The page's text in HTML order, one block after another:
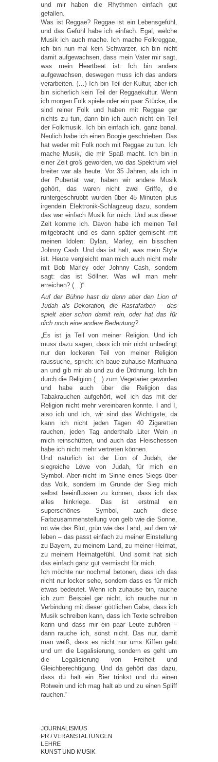
und mir haben die Rhythmen einfach gut
gefallen.
Was ist Reggae? Reggae ist ein Lebensgefühl,
und das Gefühl habe ich einfach. Egal, welche
Musik ich auch mache. Ich mache Folkreggae,
ich bin nun mal kein Schwarzer, ich bin nicht
damit aufgewachsen, dass mein Vater mir sagt,
was mein Heartbeat ist. Ich bin anders
aufgewachsen, deswegen muss ich das anders
verarbeiten. (…) Ich bin Teil der Kultur, aber ich
bin sicherlich kein Teil der Reggaekultur. Wenn
ich morgen Folk spiele oder ein paar Stücke, die
sind reiner Folk und haben mit Reggae gar
nichts zu tun, dann bin ich auch nicht ein Teil
der Folkmusik. Ich bin einfach ich, ganz banal.
Neulich habe ich einen Boogie geschrieben. Das
hat weder mit Folk noch mit Reggae zu tun. Ich
mache Musik, die mir Spaß macht. Ich bin in
einer Zeit groß geworden, wo das Spektrum viel
breiter war als heute. Vor 35 Jahren, als ich in
der Pubertät war, haben wir andere Musik
gehört, das waren nicht zwei Griffe, die
runtergeschrubbt wurden über 45 Minuten plus
irgendein Elektronik-Schlagzeug dazu, sondern
das war einfach Musik für mich. Und aus dieser
Zeit komme ich. Davon habe ich meinen Teil
mitgebracht und es dann später gemischt mit
meinen Idolen: Dylan, Marley, ein bisschen
Johnny Cash. Und das ist halt, was mein Style
ist. Heute vergleicht man mich auch nicht mehr
mit Bob Marley oder Johnny Cash, sondern
sagt: das ist Söllner. Was will man mehr
erreichen? (…)“
Auf der Bühne hast du dann aber den Lion of
Judah als Dekoration, die Rastafarben – das
spielt aber schon damit rein, oder hat das für
dich noch eine andere Bedeutung?
„Es ist ja Teil von meiner Religion. Und ich
muss dazu sagen, dass ich mir nicht unbedingt
nur den lockeren Teil von meiner Religion
raussuche, sprich: ich baue zuhause Marihuana
an und gib mir ab und zu die Dröhnung. Ich bin
durch die Religion (…) zum Vegetarier geworden
und habe auch über die Religion das
Tabakrauchen aufgehört, weil ich das mit der
Religion nicht mehr vereinbaren konnte. I and I,
also ich und ich, wir sind das Wichtigste, da
kann ich nicht jeden Tagen 40 Zigaretten
rauchen, jeden Tag anderthalb Liter Wein in
mich reinschütten, und auch das Fleischessen
habe ich nicht mehr vertreten können.
Und natürlich ist der Lion of Judah, der
siegreiche Löwe von Judah, für mich ein
Symbol. Aber nicht im Sinne eines Siegs über
das Volk, sondern im Grunde der Sieg mich
selbst beeinflussen zu können, dass ich das
alles hinkriege. Das ist erstmal ein
superschönes Symbol, auch diese
Farbzusammenstellung von gelb wie die Sonne,
rot wie das Blut, grün wie das Land, auf dem wir
leben – das passt einfach zu meiner Einstellung
zu Bayern, zu meinem Land, zu meiner Heimat,
zu meinem Heimatgefühl. Und somit hat sich
das einfach ganz gut vermischt für mich.
Ich möchte nur nochmal betonen, dass ich das
nicht nur locker sehe, sondern dass es für mich
etwas bedeutet. Wenn ich zuhause bin, rauche
ich zum Beispiel gar nicht, ich rauche nur in
Verbindung mit dieser göttlichen Gabe, dass ich
Musik schreiben kann, dass ich Texte schreiben
kann und dass mir ein paar Leute zuhören –
dann rauche ich, sonst nicht. Das nur, damit
man weiß, dass es nicht nur ums Kiffen geht
und um die Legalisierung, sondern es geht um
die Legalisierung von Freiheit und
Gleichberechtigung. Und da gehört das dazu,
dass du halt ein Bier trinkst und du einen
Rotwein und ich mag halt ab und zu einen Spliff
rauchen.“
JOURNALISMUS
PR / VERANSTALTUNGEN
LEHRE
KUNST UND MUSIK